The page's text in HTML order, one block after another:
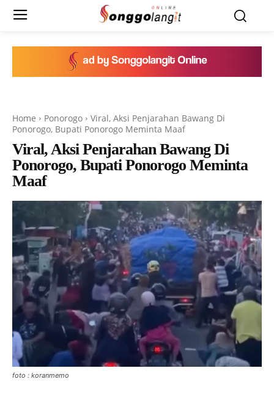
Home Ponorogo
Viral, Aksi Penjarahan Bawang Di
Ponorogo, Bupati Ponorogo Meminta Maaf
Viral, Aksi Penjarahan Bawang Di
Ponorogo, Bupati Ponorogo Meminta
Maaf
foto : koranmemo